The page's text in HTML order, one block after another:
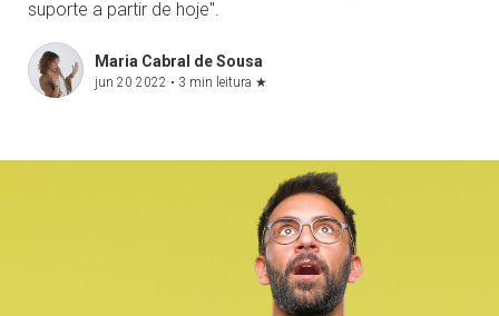
suporte a partir de hoje".
Maria Cabral de Sousa
jun 20 2022 • 3 min leitura ★